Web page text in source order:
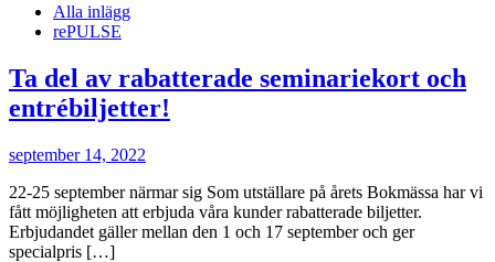
Alla inlägg
rePULSE
Ta del av rabatterade seminariekort och
entrébiljetter!
september 14, 2022
22-25 september närmar sig Som utställare på årets Bokmässa har vi
fått möjligheten att erbjuda våra kunder rabatterade biljetter.
Erbjudandet gäller mellan den 1 och 17 september och ger
specialpris […]